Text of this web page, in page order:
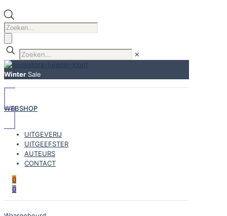
Producten
zoeken
✕
Winter Sale
WEBSHOP
UITGEVERIJ
UITGEEFSTER
AUTEURS
CONTACT
0
0